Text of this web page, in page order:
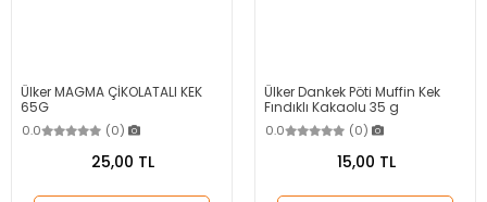
Ülker MAGMA ÇİKOLATALI KEK
65G
0.0 (0)
25,00 TL
Ülker Dankek Pöti Muffin Kek
Fındıklı Kakaolu 35 g
0.0 (0)
15,00 TL